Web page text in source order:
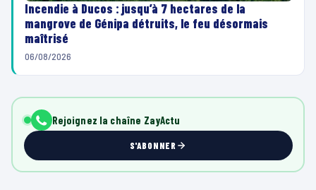
Incendie à Ducos : jusqu’à 7 hectares de la
mangrove de Génipa détruits, le feu désormais
maîtrisé
06/08/2026
Rejoignez la chaîne ZayActu
S'ABONNER